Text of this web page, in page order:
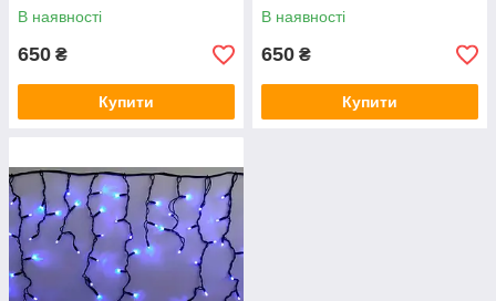
В наявності
650 ₴
Купити
В наявності
650 ₴
Купити